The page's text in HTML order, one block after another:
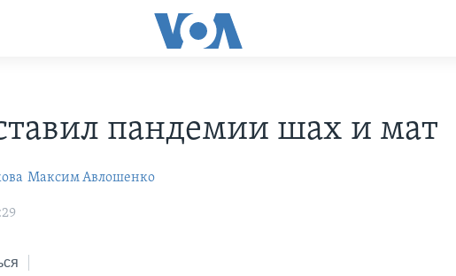
пандемии шах и мат
Максим Авлошенко